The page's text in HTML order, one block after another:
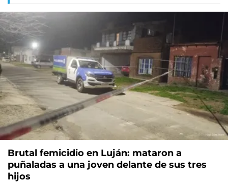
Brutal femicidio en Luján: mataron a
puñaladas a una joven delante de sus tres
hijos